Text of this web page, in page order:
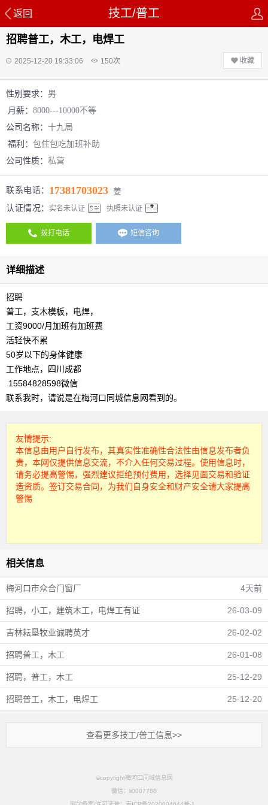
返回 技工/普工
招聘普工，木工，电焊工
2025-12-20 19:33:06 150次 收藏
性别要求： 男
月薪： 8000---10000不等
公司名称： 十九局
福利： 包住包吃加班补助
公司性质： 私营
联系电话： 17381703023 姜
认证情况：
实名未认证 执照未认证
拨打电话 短信咨询
详细描述
招聘
普工，支木模板，电焊，
工资9000/月加班有加班费
活轻快不累
50岁以下的身体健康
工作地点，四川成都
15584828598微信
联系我时，请说是在梅河口同城信息网看到的。
友情提示:
本信息由用户自行发布，其真实性准确性合法性由信息发布者负
责，本网仅提供信息交流，不介入任何交易过程。使用信息时，
请务必提高警惕，强烈建议拒绝预付费用，选择见面交易和验证
造资质。签订交易合同，为我们自身安全和财产安全请大家提高
警惕
相关信息
梅河口市众合门窗厂 4天前
招聘，小工，建筑木工，电焊工有证 26-03-09
吉林耘垦牧业诚聘英才 26-02-02
招聘普工，木工 26-01-08
招聘，普工，木工 25-12-29
招聘普工，木工，电焊工 25-12-20
查看更多技工/普工信息>>
©copyright梅河口同城信息网
微信：li0007788